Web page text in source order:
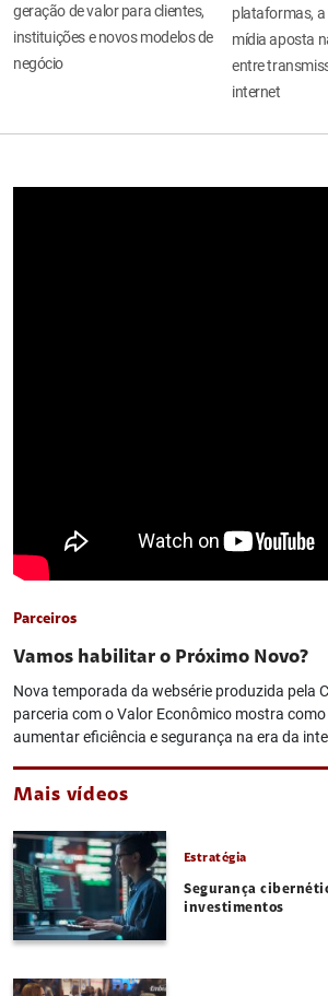
geração de valor para clientes,
instituições e novos modelos de
negócio
plataformas,
mídia aposta
entre
internet
Parceiros
Vamos habilitar o Próximo Novo?
Nova temporada da websérie produzida pela
parceria com o Valor Econômico mostra
aumentar eficiência e segurança na era da
Mais vídeos
Estratégia
Segurança
investimentos